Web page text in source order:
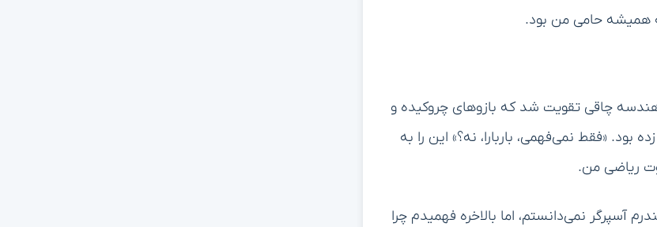
همیشه حامی من بود.
چاقی تقویت شد که بازوهای چروکیده و
«فقط نمی‌فهمی، باربارا، نه؟» این را به
نمی‌دانستم، اما بالاخره فهمیدم چرا